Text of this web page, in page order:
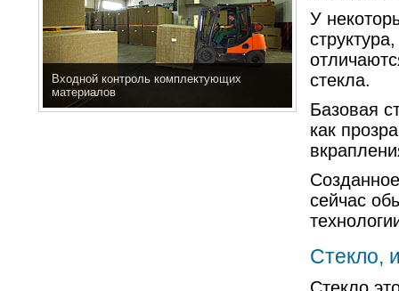
Входной контроль комплектующих
материалов
У
стекла.
Базовая
как
сейчас
Стекло,